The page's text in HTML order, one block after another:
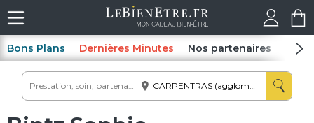
Bons Plans Dernières Minutes Nos partenaires Spas